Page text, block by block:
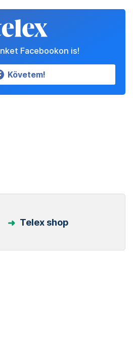
Facebookon is!
Követem!
Telex shop